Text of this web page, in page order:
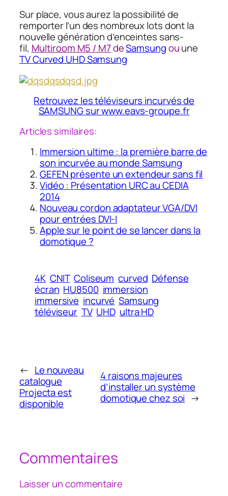
Sur place, vous aurez la possibilité de
remporter l’un des nombreux lots dont la
nouvelle génération d’enceintes sans-
fil, Multiroom M5 / M7deSamsungouune
TV Curved UHD Samsung
Retrouvez les téléviseurs incurvés de
SAMSUNG sur www.eavs-groupe.fr
Articles similaires:
Immersion ultime : la première barre de
son incurvée au monde Samsung
GEFEN présente un extendeur sans fil
Vidéo : Présentation URC au CEDIA
2014
Nouveau cordon adaptateur VGA/DVI
pour entrées DVI-I
Apple sur le point de se lancer dans la
domotique ?
4K CNIT Coliseum curved Défense
écran HU8500 immersion
immersive incurvé Samsung
téléviseur TV UHD ultra HD
← Le nouveau
catalogue
Projecta est
disponible
4 raisons majeures
d’installer un système
domotique chez soi →
Commentaires
Laisser un commentaire